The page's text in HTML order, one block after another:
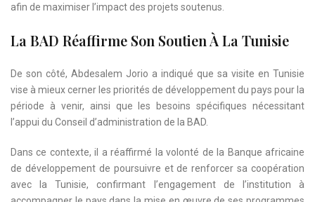
afin de maximiser l’impact des projets soutenus.
La BAD Réaffirme Son Soutien À La Tunisie
De son côté, Abdesalem Jorio a indiqué que sa visite en Tunisie
vise à mieux cerner les priorités de développement du pays pour la
période à venir, ainsi que les besoins spécifiques nécessitant
l’appui du Conseil d’administration de la BAD.
Dans ce contexte, il a réaffirmé la volonté de la Banque africaine
de développement de poursuivre et de renforcer sa coopération
avec la Tunisie, confirmant l’engagement de l’institution à